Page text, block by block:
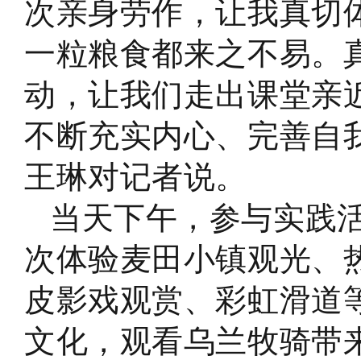
次亲身劳作，让我真切
一粒粮食都来之不易。
动，让我们走出课堂亲
不断充实内心、完善自
王琳对记者说。
当天下午，参与实践
次体验麦田小镇观光、
皮影戏观赏、彩虹滑道
文化，观看乌兰牧骑带